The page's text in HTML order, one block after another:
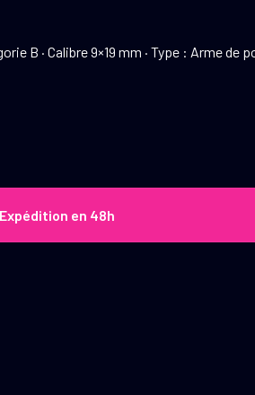
B · Calibre 9×19 mm · Type : Arme
Expédition en 48h